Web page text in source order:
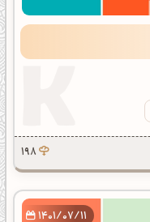
198
1401/07/11